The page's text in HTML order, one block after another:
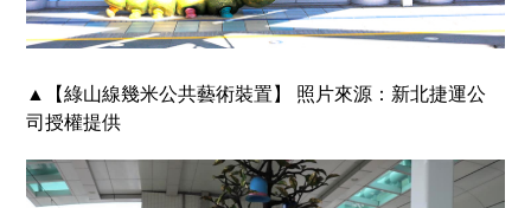
▲ 【綠山線幾米公共藝術裝置】 照片來源：新北捷運公
司授權提供